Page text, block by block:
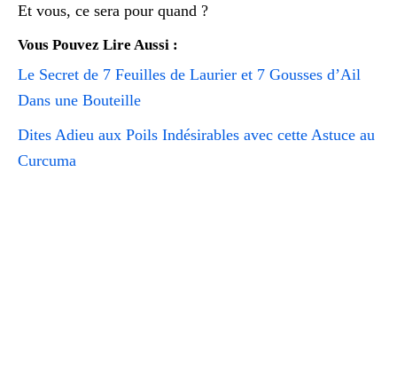
Et vous, ce sera pour quand ?
Vous Pouvez Lire Aussi :
Le Secret de 7 Feuilles de Laurier et 7 Gousses d’Ail
Dans une Bouteille
Dites Adieu aux Poils Indésirables avec cette Astuce au
Curcuma